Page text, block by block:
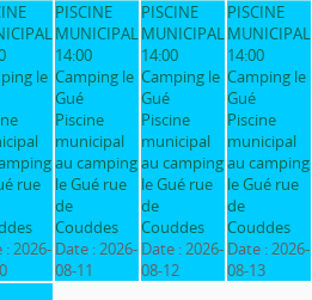
le
rue
:2026-
PISCINE
MUNICIPAL
14:00
Camping le
Gué
Piscine
municipal
au camping
le Gué rue
de
Couddes
Date :2026-
08-11
PISCINE
MUNICIPAL
14:00
Camping le
Gué
Piscine
municipal
au camping
le Gué rue
de
Couddes
Date :2026-
08-12
PISCINE
MUNICIPAL
14:00
Camping le
Gué
Piscine
municipal
au camping
le Gué rue
de
Couddes
Date :2026-
08-13